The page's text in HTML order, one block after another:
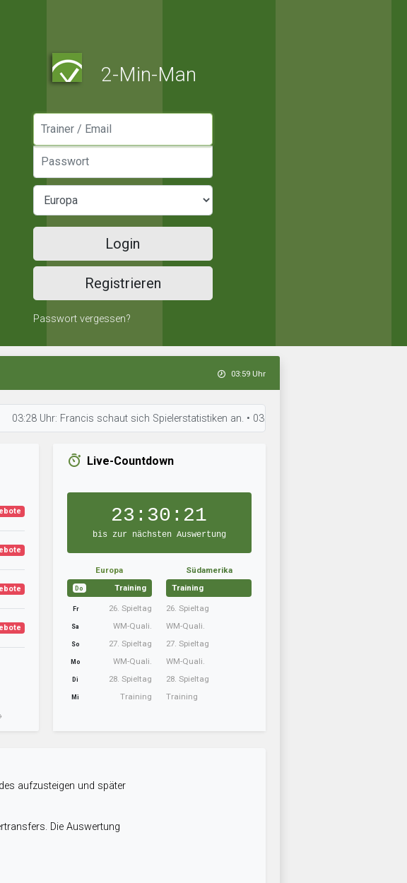
2-Min-Man
Login
Registrieren
Passwort vergessen?
03:59 Uhr
Uhr: Francis schaut sich Spielerstatistiken an. • 03:25 Uhr: Eiði Deiggj Víkingur hat neue
Live-Countdown
23:30:20
bis zur nächsten Auswertung
Europa
Do Training
Fr 26. Spieltag
Sa WM-Quali.
So 27. Spieltag
Mo WM-Quali.
Di 28. Spieltag
Mi Training
Südamerika
Training
26. Spieltag
WM-Quali.
27. Spieltag
WM-Quali.
28. Spieltag
Training
aufzusteigen und später
Die Auswertung